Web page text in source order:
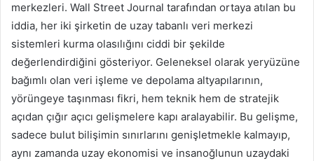
merkezleri. Wall Street Journal tarafından ortaya atılan bu
iddia, her iki şirketin de uzay tabanlı veri merkezi
sistemleri kurma olasılığını ciddi bir şekilde
değerlendirdiğini gösteriyor. Geleneksel olarak yeryüzüne
bağımlı olan veri işleme ve depolama altyapılarının,
yörüngeye taşınması fikri, hem teknik hem de stratejik
açıdan çığır açıcı gelişmelere kapı aralayabilir. Bu gelişme,
sadece bulut bilişimin sınırlarını genişletmekle kalmayıp,
aynı zamanda uzay ekonomisi ve insanoğlunun uzaydaki